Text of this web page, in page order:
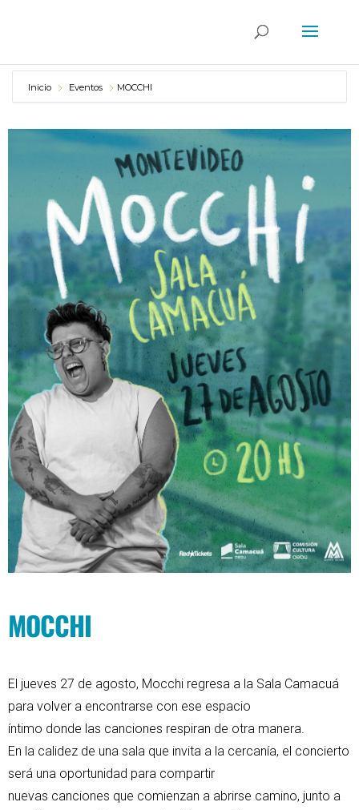
Inicio Eventos MOCCHI
MOCCHI
El jueves 27 de agosto, Mocchi regresa a la Sala Camacuá
para volver a encontrarse con ese espacio
íntimo donde las canciones respiran de otra manera.
En la calidez de una sala que invita a la cercanía, el concierto
será una oportunidad para compartir
nuevas canciones que comienzan a abrirse camino, junto a